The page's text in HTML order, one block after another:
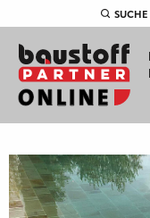
SUCHE